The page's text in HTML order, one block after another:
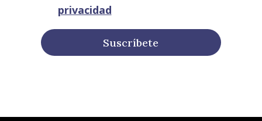
privacidad
Suscríbete